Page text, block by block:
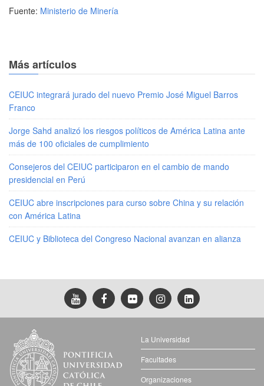
Fuente: Ministerio de Minería
Más artículos
CEIUC integrará jurado del nuevo Premio José Miguel Barros
Franco
Jorge Sahd analizó los riesgos políticos de América Latina ante
más de 100 oficiales de cumplimiento
Consejeros del CEIUC participaron en el cambio de mando
presidencial en Perú
CEIUC abre inscripciones para curso sobre China y su relación
con América Latina
CEIUC y Biblioteca del Congreso Nacional avanzan en alianza
La Universidad
Facultades
Organizaciones